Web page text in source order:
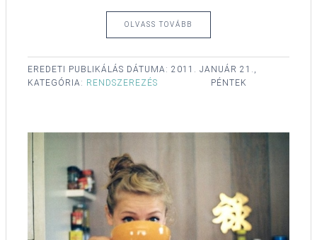
OLVASS TOVÁBB
EREDETI PUBLIKÁLÁS DÁTUMA: 2011. JANUÁR 21.,
PÉNTEK
KATEGÓRIA: RENDSZEREZÉS